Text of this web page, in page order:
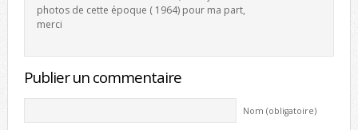
photos de cette époque ( 1964) pour ma part,
merci
Publier un commentaire
Nom (obligatoire)